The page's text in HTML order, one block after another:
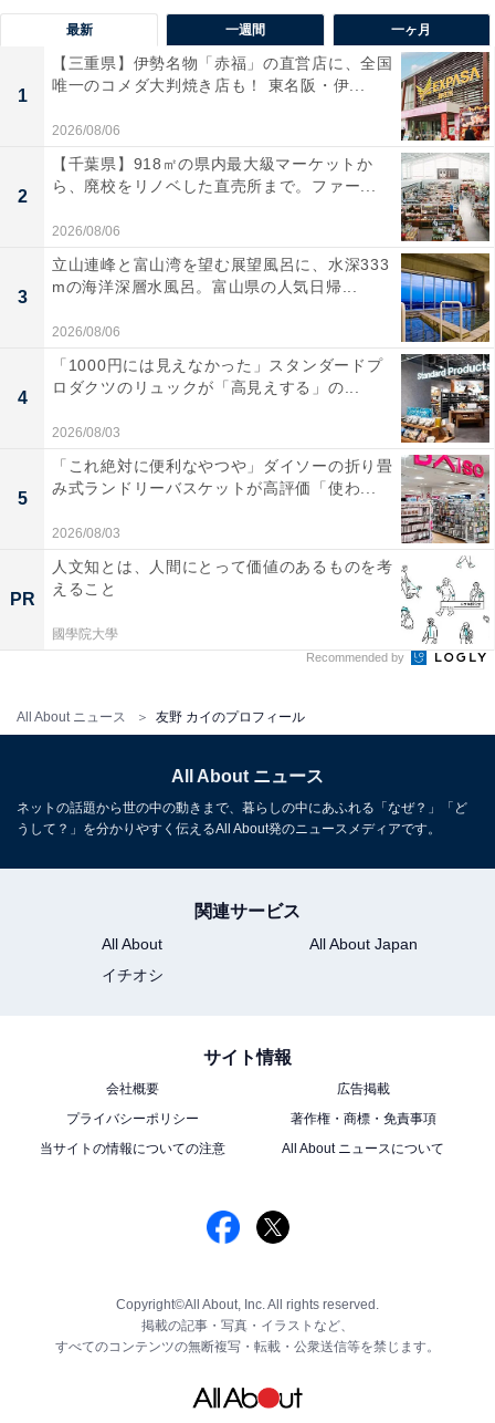
All About ニュース 友野 カイのプロフィール
最新 一週間 一ヶ月
1
【三重県】伊勢名物「赤福」の直営店に、全国
唯一のコメダ大判焼き店も！ 東名阪・伊...
2026/08/06
2
【千葉県】918㎡の県内最大級マーケットか
ら、廃校をリノベした直売所まで。ファー...
2026/08/06
3
立山連峰と富山湾を望む展望風呂に、水深333
mの海洋深層水風呂。富山県の人気日帰...
2026/08/06
4
「1000円には見えなかった」スタンダードプ
ロダクツのリュックが「高見えする」の...
2026/08/03
5
「これ絶対に便利なやつや」ダイソーの折り畳
み式ランドリーバスケットが高評価「使わ...
2026/08/03
PR
人文知とは、人間にとって価値のあるものを考
えること
國學院大學
Recommended by
All About ニュース
ネットの話題から世の中の動きまで、暮らしの中にあふれる「なぜ？」「ど
うして？」を分かりやすく伝えるAll About発のニュースメディアです。
関連サービス
All About
All About Japan
イチオシ
サイト情報
会社概要
広告掲載
プライバシーポリシー
著作権・商標・免責事項
当サイトの情報についての注意
All About ニュースについて
Copyright©All About, Inc. All rights reserved.
掲載の記事・写真・イラストなど、
すべてのコンテンツの無断複写・転載・公衆送信等を禁じます。